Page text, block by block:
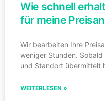
Wie schnell
für meine
Wir bearbeiten Ihre
weniger Stunden.
und Standort übermittelt
WEITERLESEN »